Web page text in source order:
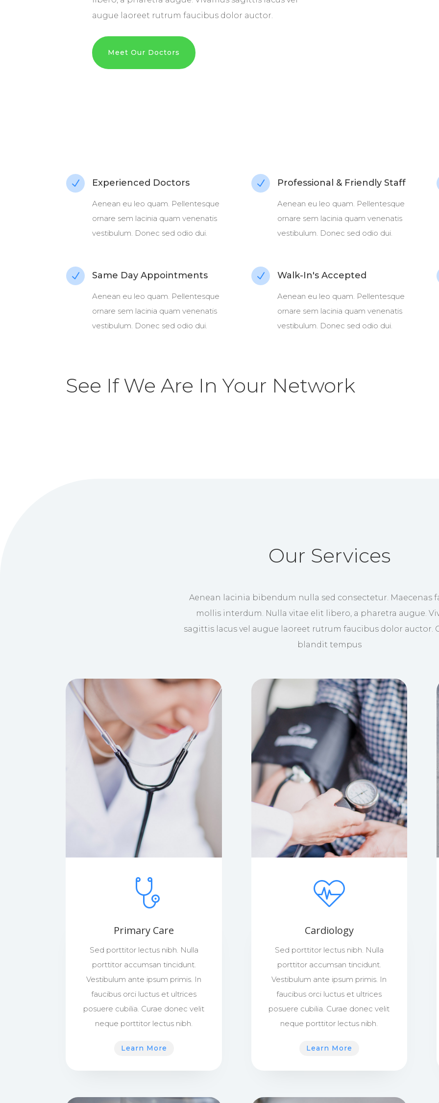
augue laoreet rutrum faucibus dolor auctor.
Meet Our Doctors
N Experienced Doctors
Aenean eu leo quam. Pellentesque
ornare sem lacinia quam venenatis
vestibulum. Donec sed odio dui.
N Professional & Friendly Staff
Aenean eu leo quam. Pellentesque
ornare sem lacinia quam venenatis
vestibulum. Donec sed odio dui.
N Same Day Appointments
Aenean eu leo quam. Pellentesque
ornare sem lacinia quam venenatis
vestibulum. Donec sed odio dui.
N Walk-In's Accepted
Aenean eu leo quam. Pellentesque
ornare sem lacinia quam venenatis
vestibulum. Donec sed odio dui.
See If We Are In Your Network
Our Services
Aenean lacinia bibendum nulla sed consectetur. Maecenas
mollis interdum. Nulla vitae elit libero, a pharetra augue.
sagittis lacus vel augue laoreet rutrum faucibus dolor auctor.
blandit tempus
Primary Care
Sed porttitor lectus nibh. Nulla
porttitor accumsan tincidunt.
Vestibulum ante ipsum primis. In
faucibus orci luctus et ultrices
posuere cubilia. Curae donec velit
neque porttitor lectus nibh.
Learn More
Cardiology
Sed porttitor lectus nibh. Nulla
porttitor accumsan tincidunt.
Vestibulum ante ipsum primis. In
faucibus orci luctus et ultrices
posuere cubilia. Curae donec velit
neque porttitor lectus nibh.
Learn More